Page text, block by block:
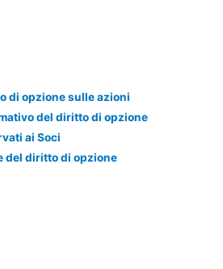
di opzione sulle azioni
del diritto di opzione
ai Soci
del diritto di opzione